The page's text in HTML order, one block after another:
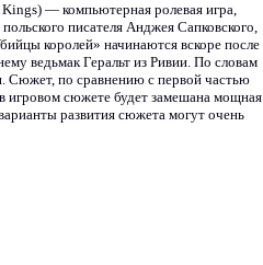
— компьютерная ролевая игра,
писателя Анджея Сапковского,
королей» начинаются вскоре после
ведьмак Геральт из Ривии. По словам
Сюжет, по сравнению с первой частью
игровом сюжете будет замешана мощная
развития сюжета могут очень